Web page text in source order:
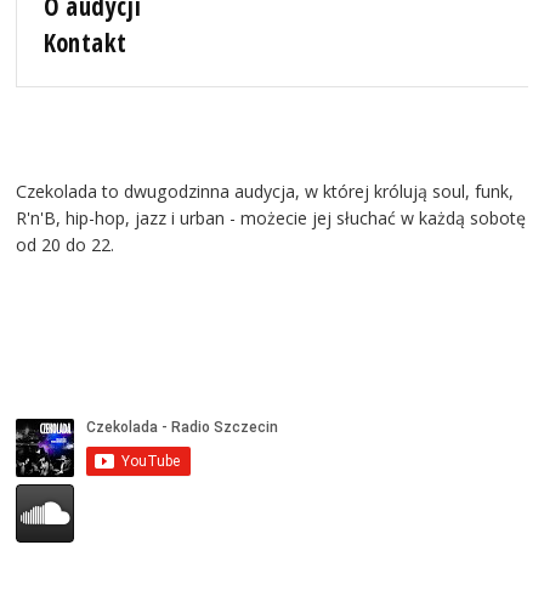
Kontakt
Czekolada to dwugodzinna audycja, w której królują soul, funk,
R'n'B, hip-hop, jazz i urban - możecie jej słuchać w każdą sobotę
od 20 do 22.